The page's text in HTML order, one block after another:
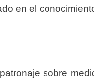
en el
sobre